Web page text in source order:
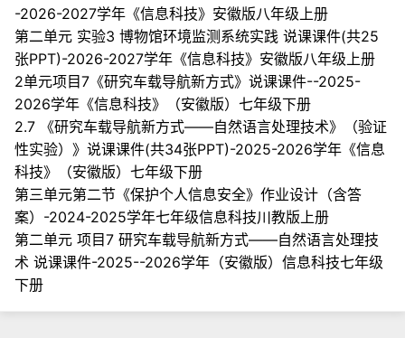
-2026-2027学年《信息科技》安徽版八年级上册
第二单元 实验3 博物馆环境监测系统实践 说课课件(共25
张PPT)-2026-2027学年《信息科技》安徽版八年级上册
2单元项目7《研究车载导航新方式》说课课件--2025-
2026学年《信息科技》（安徽版）七年级下册
2.7 《研究车载导航新方式——自然语言处理技术》（验证
性实验）》说课课件(共34张PPT)-2025-2026学年《信息
科技》（安徽版）七年级下册
第三单元第二节《保护个人信息安全》作业设计（含答
案）-2024-2025学年七年级信息科技川教版上册
第二单元 项目7 研究车载导航新方式——自然语言处理技
术 说课课件-2025--2026学年（安徽版）信息科技七年级
下册